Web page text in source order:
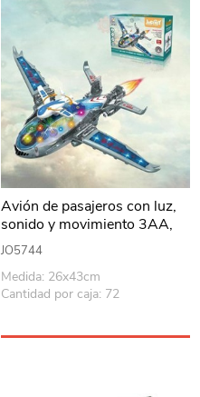
Avión de pasajeros con luz,
sonido y movimiento 3AA,
en caja
JO5744
Medida: 26x43cm
Cantidad por caja: 72